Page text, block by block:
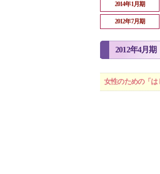
2014年1月期
2012年7月期
2012年4月期
女性のための「は